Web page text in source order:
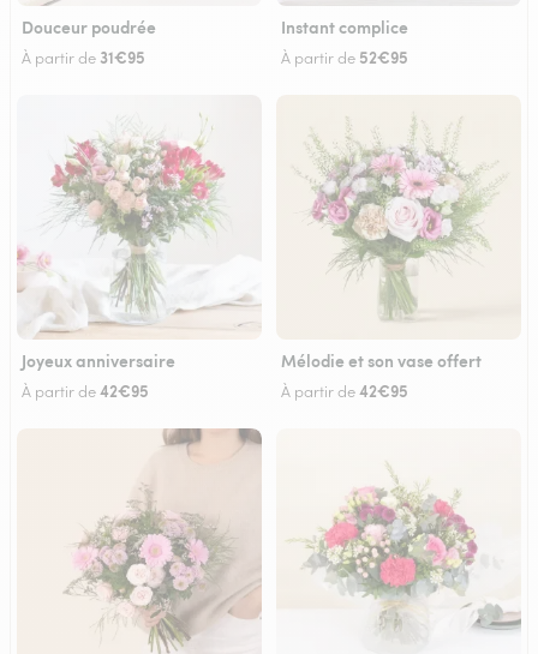
Douceur poudrée
À partir de 31€95
Instant complice
À partir de 52€95
Joyeux anniversaire
À partir de42€95
Mélodie et son vase offert
À partir de42€95